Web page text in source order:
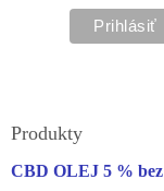
Produkty
CBD OLEJ 5 %